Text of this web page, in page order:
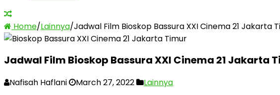
Home/Lainnya/Jadwal Film Bioskop Bassura XXI Cinema 21 Jakarta
Jadwal Film Bioskop Bassura XXI Cinema 21 Jakarta
Nafisah Haflani March 27, 2022 Lainnya